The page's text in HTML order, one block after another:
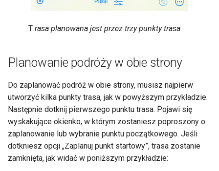
T rasa planowana jest przez trzy punkty trasa.
Planowanie podróży w obie strony
Do zaplanować podróż w obie strony, musisz najpierw
utworzyć kilka punkty trasa, jak w powyższym przykładzie.
Następnie dotknij pierwszego punktu trasa. Pojawi się
wyskakujące okienko, w którym zostaniesz poproszony o
zaplanowanie lub wybranie punktu początkowego. Jeśli
dotkniesz opcji „Zaplanuj punkt startowy”, trasa zostanie
zamknięta, jak widać w poniższym przykładzie: